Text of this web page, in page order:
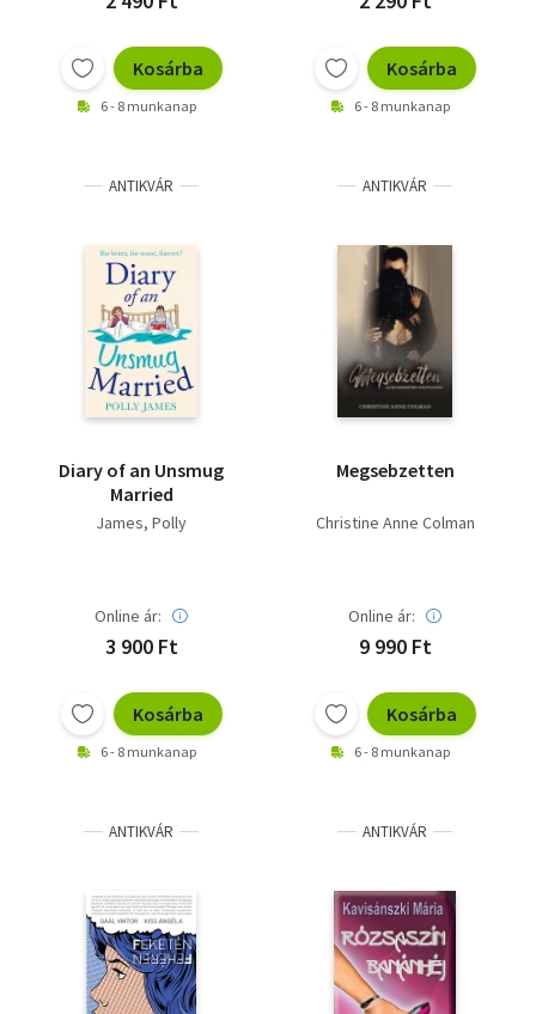
Kosárba
6 - 8 munkanap
Kosárba
6 - 8 munkanap
ANTIKVÁR
Diary of an Unsmug
Married
James, Polly
Online ár:
3 900 Ft
Kosárba
6 - 8 munkanap
ANTIKVÁR
Megsebzetten
Christine Anne Colman
Online ár:
9 990 Ft
Kosárba
6 - 8 munkanap
ANTIKVÁR ANTIKVÁR